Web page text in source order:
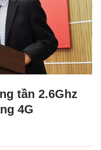
tần 2.6Ghz
4G